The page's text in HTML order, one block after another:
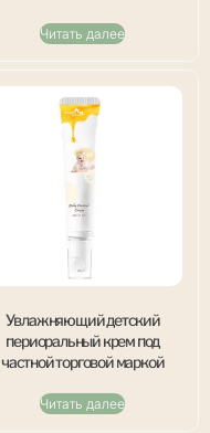
Читать далее
Увлажняющий детский
периоральный крем под
частной торговой маркой
Читать далее